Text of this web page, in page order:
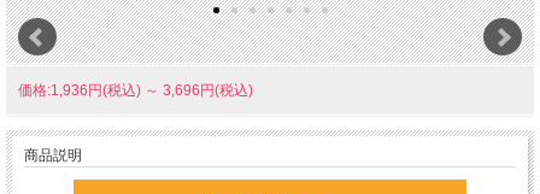
価格:1,936円(税込) ～ 3,696円(税込)
商品説明